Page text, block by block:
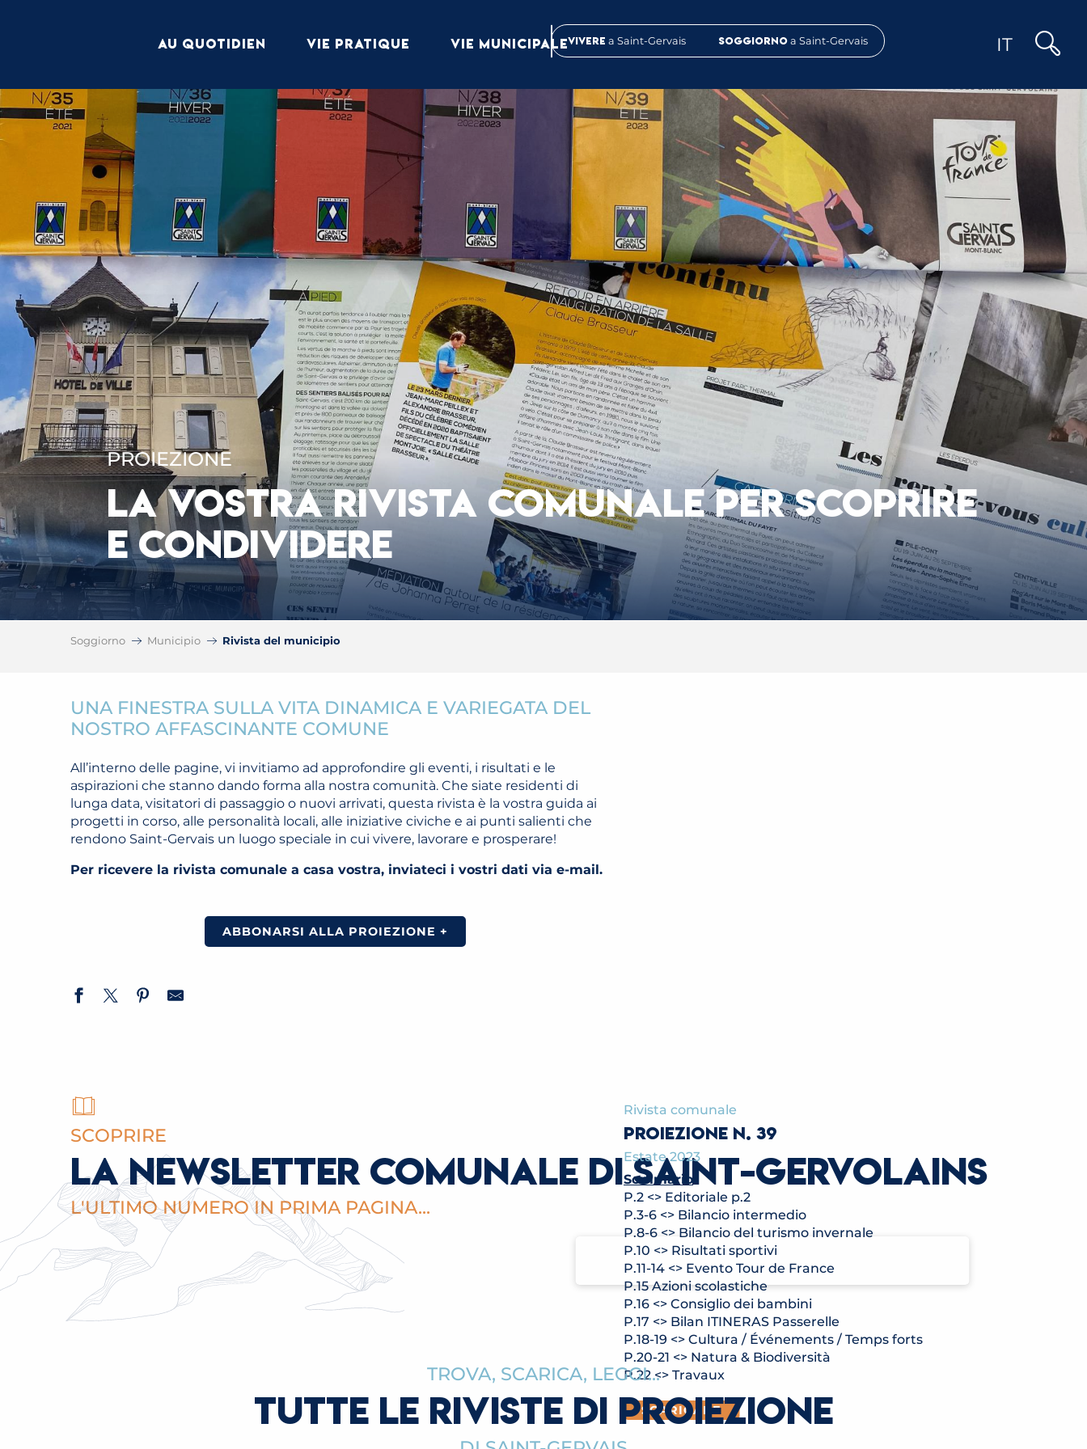
IT
Vivere a Saint-Gervais Soggiorno a Saint-Gervais
AU QUOTIDIEN VIE PRATIQUE VIE MUNICIPALE
PROIEZIONE
LA VOSTRA RIVISTA COMUNALE PER SCOPRIRE
E CONDIVIDERE
Soggiorno Municipio Rivista del municipio
UNA FINESTRA SULLA VITA DINAMICA E VARIEGATA DEL
NOSTRO AFFASCINANTE COMUNE
All’interno delle pagine, vi invitiamo ad approfondire gli eventi, i risultati e le
aspirazioni che stanno dando forma alla nostra comunità. Che siate residenti di
lunga data, visitatori di passaggio o nuovi arrivati, questa rivista è la vostra guida ai
progetti in corso, alle personalità locali, alle iniziative civiche e ai punti salienti che
rendono Saint-Gervais un luogo speciale in cui vivere, lavorare e prosperare!
Per ricevere la rivista comunale a casa vostra, inviateci i vostri dati via e-mail.
ABBONARSI ALLA PROIEZIONE +
SCOPRIRE
LA NEWSLETTER COMUNALE DI SAINT-GERVOLAINS
L'ULTIMO NUMERO IN PRIMA PAGINA...
Rivista comunale
PROIEZIONE N. 39
Estate 2023
Sommario
P.2 <> Editoriale p.2
P.3-6 <> Bilancio intermedio
P.8-6 <> Bilancio del turismo invernale
P.10 <> Risultati sportivi
P.11-14 <> Evento Tour de France
P.15 Azioni scolastiche
P.16 <> Consiglio dei bambini
P.17 <> Bilan ITINERAS Passerelle
P.18-19 <> Cultura / Événements / Temps forts
P.20-21 <> Natura & Biodiversità
P.22 <> Travaux
SCARICARE
TROVA, SCARICA, LEGGI...
TUTTE LE RIVISTE DI PROIEZIONE